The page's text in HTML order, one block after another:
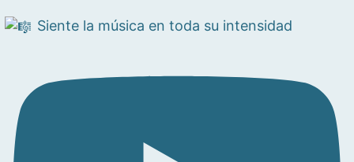
Siente la música en toda su intensidad